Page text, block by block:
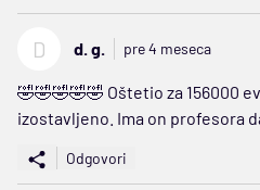
D d. g. pre 4 meseca
🤣🤣🤣🤣🤣 Oštetio za 156000
izostavljeno. Ima on profesora
Odgovori